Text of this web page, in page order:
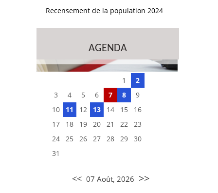
Recensement de la population 2024
AGENDA
1
2
3
4 5 6 7 8
9
10
11 12 13 14 15
16
17
18 19 20 21 22
23
24
25 26 27 28 29
30
31
<< 07 Août, 2026 >>